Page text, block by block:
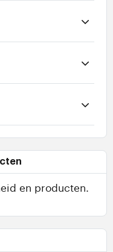
en producten.